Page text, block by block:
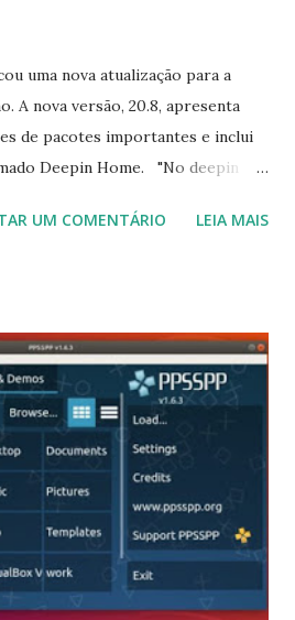
uma nova atualização para a
A nova versão, 20.8, apresenta
de pacotes importantes e inclui
Deepin Home. "No deepin
entre a equipe deepin e
de desenvolvimento DTK,
subjacentes e melhoramos
e segurança do sistema. Além
integramos um grande número de
no feedback dos usuários da
experimente! O novo aplicativo de
autodesenvolvido, Deepin Home,
plataformas de informações,
e...
UM COMENTÁRIO LEIA MAIS